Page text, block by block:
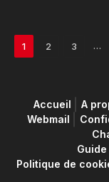
1 2 3 …
Accueil A
Webmail
Politique de